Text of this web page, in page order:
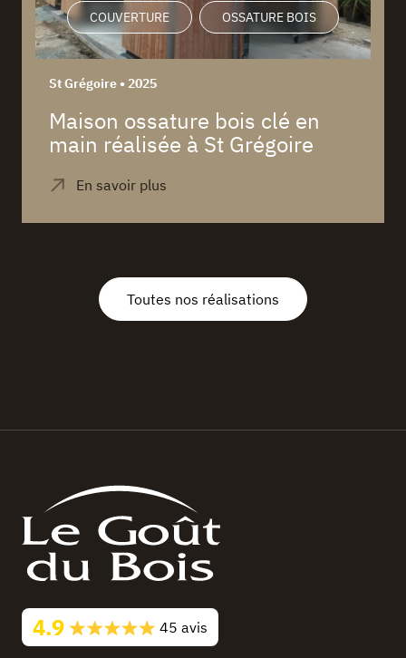
COUVERTURE OSSATURE BOIS
St Grégoire • 2025
Maison ossature bois clé en
main réalisée à St Grégoire
Toutes nos réalisations
4.9 45 avis